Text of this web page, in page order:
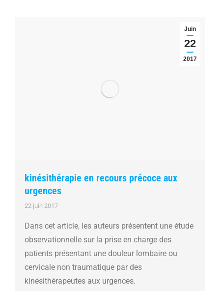
Juin
22
2017
kinésithérapie en recours précoce aux
urgences
22 juin 2017
Dans cet article, les auteurs présentent une étude
observationnelle sur la prise en charge des
patients présentant une douleur lombaire ou
cervicale non traumatique par des
kinésithérapeutes aux urgences.